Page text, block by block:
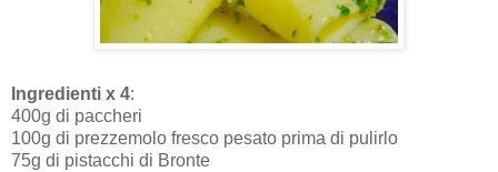
Ingredienti x 4:
400g di paccheri
100g di prezzemolo fresco pesato prima di pulirlo
75g di pistacchi di Bronte